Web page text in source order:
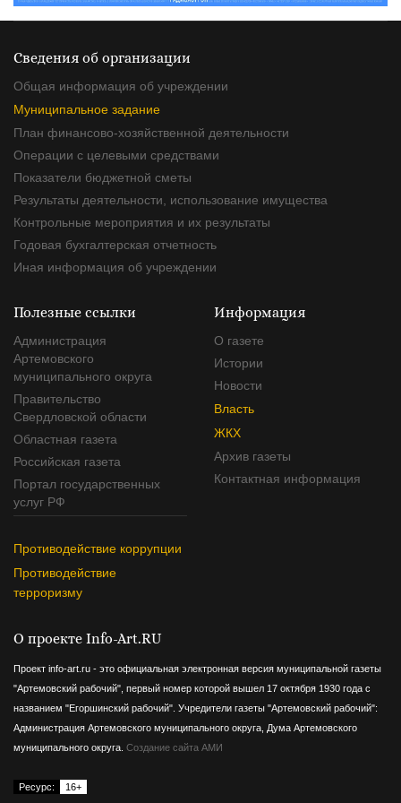
потенциала регионов России
Сведения об организации
Общая информация об учреждении
Муниципальное задание
План финансово-хозяйственной деятельности
Операции с целевыми средствами
Показатели бюджетной сметы
Результаты деятельности, использование имущества
Контрольные мероприятия и их результаты
Годовая бухгалтерская отчетность
Иная информация об учреждении
Полезные ссылки
Администрация
Артемовского
муниципального округа
Правительство
Свердловской области
Областная газета
Российская газета
Портал государственных
услуг РФ
Противодействие коррупции
Противодействие
терроризму
Информация
О газете
Истории
Новости
Власть
ЖКХ
Архив газеты
Контактная информация
О проекте Info-Art.RU
Проект info-art.ru - это официальная электронная версия муниципальной газеты
"Артемовский рабочий", первый номер которой вышел 17 октября 1930 года с
названием "Егоршинский рабочий". Учредители газеты "Артемовский рабочий":
Администрация Артемовского муниципального округа, Дума Артемовского
муниципального округа. Создание сайта АМИ
Ресурс: 16+